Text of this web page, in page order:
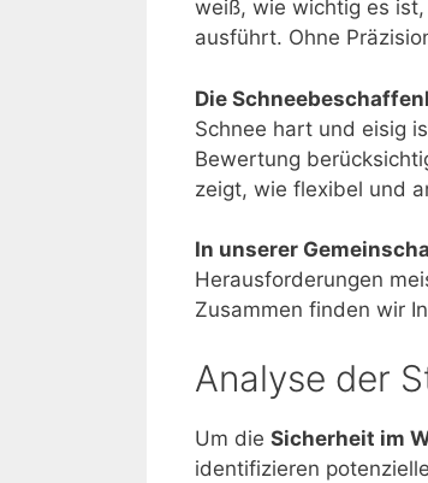
weiß, wie wichtig es
ausführt. Ohne
Die
Schnee hart und eisig
Bewertung
zeigt, wie flexibel und
In unserer
Herausforderungen
Zusammen finden wir
Analyse der
Um die Sicherheit im
identifizieren